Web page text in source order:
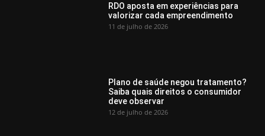
RDO aposta em experiências para
valorizar cada empreendimento
11 de julho de 2026
Plano de saúde negou tratamento?
Saiba quais direitos o consumidor
deve observar
12 de julho de 2026